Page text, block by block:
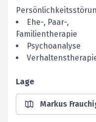
Ehe-, Paar-,
Familientherapie
Psychoanalyse
Lage
Markus